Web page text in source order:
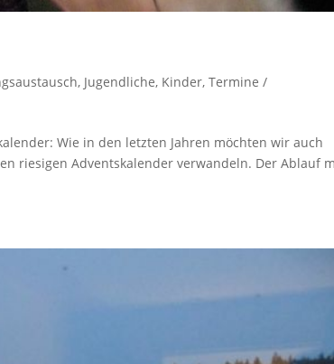
, Jugendliche, Kinder,Termine /
Wie in den letzten Jahren möchten wir auch
riesigen Adventskalender verwandeln. Der Ablauf